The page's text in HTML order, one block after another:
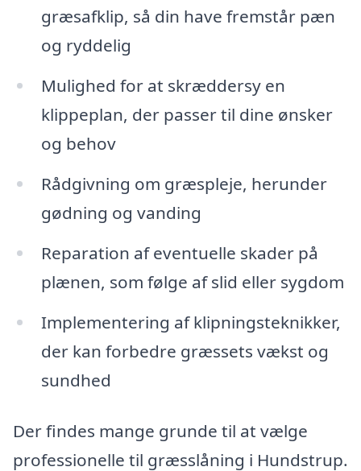
græsafklip, så din have fremstår pæn
og ryddelig
Mulighed for at skræddersy en
klippeplan, der passer til dine ønsker
og behov
Rådgivning om græspleje, herunder
gødning og vanding
Reparation af eventuelle skader på
plænen, som følge af slid eller sygdom
Implementering af klipningsteknikker,
der kan forbedre græssets vækst og
sundhed
Der findes mange grunde til at vælge
professionelle til græsslåning i Hundstrup.